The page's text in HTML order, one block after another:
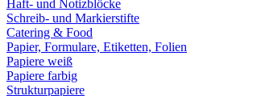
Haft- und Notizblöcke
Schreib- und Markierstifte
Catering & Food
Papier, Formulare, Etiketten, Folien
Papiere weiß
Papiere farbig
Strukturpapiere